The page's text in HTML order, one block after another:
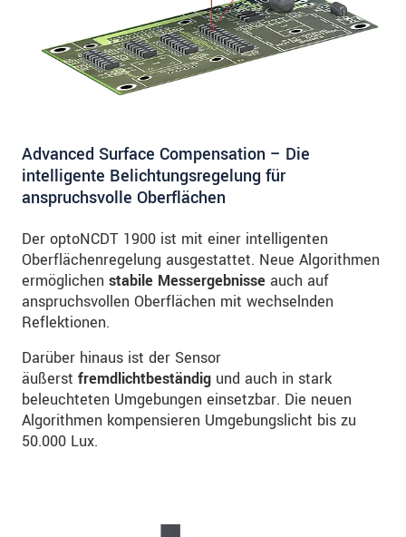
Advanced Surface Compensation – Die
intelligente Belichtungsregelung für
anspruchsvolle Oberflächen
Der optoNCDT 1900 ist mit einer intelligenten
Oberflächenregelung ausgestattet. Neue Algorithmen
ermöglichen stabile Messergebnisse auch auf
anspruchsvollen Oberflächen mit wechselnden
Reflektionen.
Darüber hinaus ist der Sensor
äußerst fremdlichtbeständig und auch in stark
beleuchteten Umgebungen einsetzbar. Die neuen
Algorithmen kompensieren Umgebungslicht bis zu
50.000 Lux.